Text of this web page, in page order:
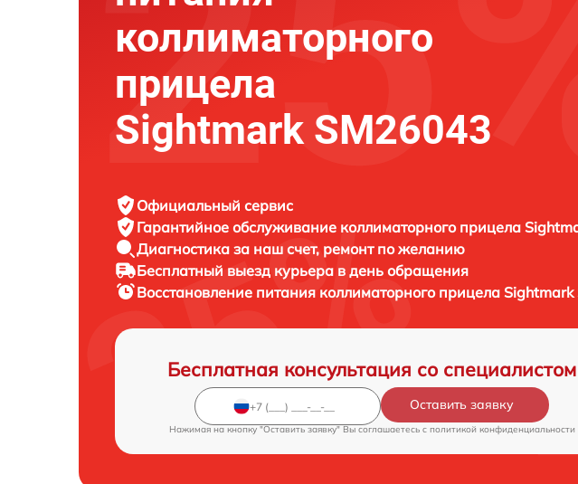
коллиматорного
прицела
Sightmark SM26043
Официальный сервис
Гарантийное обслуживание коллиматорного прицела
Диагностика за наш счет, ремонт по желанию
Бесплатный выезд курьера в день обращения
Восстановление питания коллиматорного прицела Sightmark
Бесплатная консультация со специалистом
Оставить заявку
Нажимая на кнопку "Оставить заявку" Вы соглашаетесь c политикой конфиденциальности